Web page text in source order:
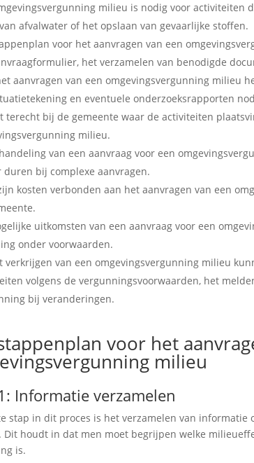
milieu is nodig voor activiteiten
afvalwater of het opslaan van gevaarlijke stoffen.
voor het aanvragen van een
het verzamelen van benodigde
aanvragen van een omgevingsvergunning milieu
en eventuele onderzoeksrapporten
terecht bij de gemeente waar de activiteiten
milieu.
van een aanvraag voor een
duren bij complexe aanvragen.
kosten verbonden aan het aanvragen van een
uitkomsten van een aanvraag voor een
onder voorwaarden.
verkrijgen van een omgevingsvergunning milieu
volgens de vergunningsvoorwaarden, het
bij veranderingen.
voor het
milieu
Informatie verzamelen
stap in dit proces is het verzamelen van
Dit houdt in dat men moet begrijpen welke
is.